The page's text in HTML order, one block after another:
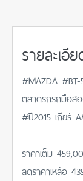
รายละเอี
#MAZDA
ตลาดรถรถมือส
#ปี2015 เกียร์
ราคาเต็ม
ลดราคาเหลือ